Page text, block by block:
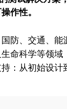
作性。
防、交通、能
命科学等领域
：从初始设计